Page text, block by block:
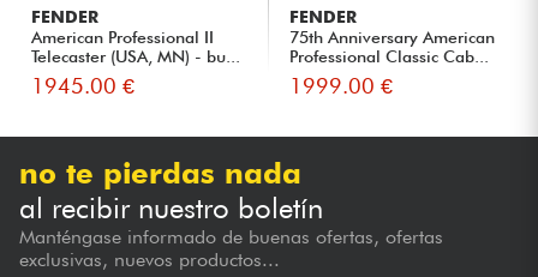
FENDER
American Professional II
Telecaster (USA, MN) - bu...
1945.00 €
FENDER
75th Anniversary American
Professional Classic Cab...
1999.00 €
no te pierdas nada
al recibir nuestro boletín
Manténgase informado de buenas ofertas, ofertas
exclusivas, nuevos productos...